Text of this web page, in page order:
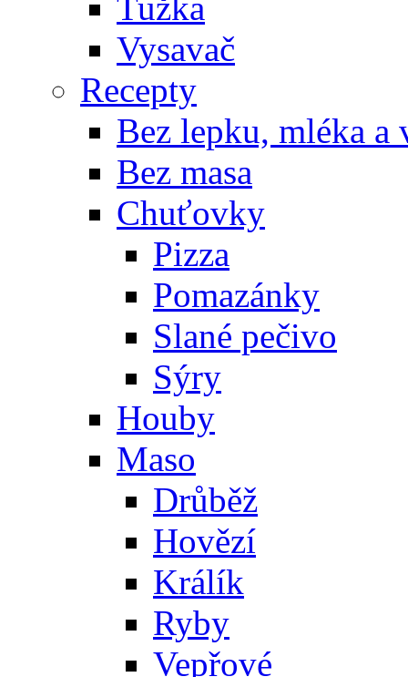
Vysavač
Recepty
Bez lepku, mléka a
Bez masa
Chuťovky
Pizza
Pomazánky
Slané pečivo
Sýry
Houby
Maso
Drůběž
Hovězí
Králík
Ryby
Vepřové